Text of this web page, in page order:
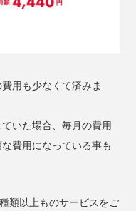
用も少なくて済みま
いた場合、毎月の費用
費用になっている事も
類以上ものサービスをご